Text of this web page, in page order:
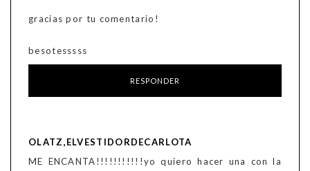
gracias por tu comentario!
besotesssss
RESPONDER
OLATZ,ELVESTIDORDECARLOTA
ME ENCANTA!!!!!!!!!!!yo quiero hacer una con la